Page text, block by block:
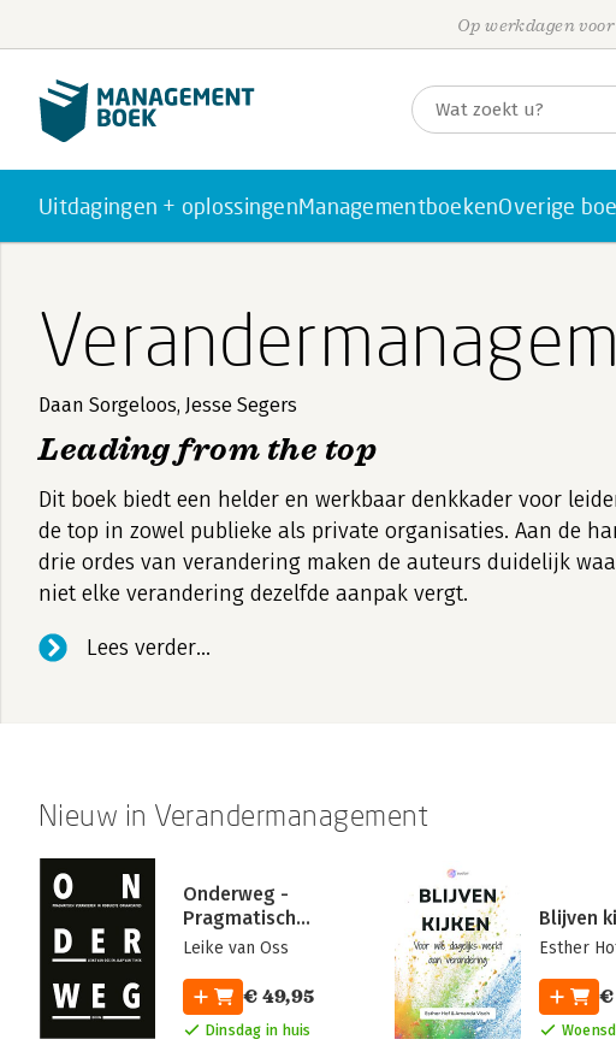
Op werkdagen
Uitdagingen + oplossingenManagementboekenOverige
Daan Sorgeloos, Jesse Segers
Leading from the top
Dit boek biedt een helder en werkbaar denkkader voor
de top in zowel publieke als private organisaties. Aan de
drie ordes van verandering maken de auteurs duidelijk
niet elke verandering dezelfde aanpak vergt.
Lees verder...
Nieuw in Verandermanagement
Onderweg -
Pragmatisch
veranderen in
organisaties
Leike van Oss
€ 49,95
Dinsdag in huis
Blijven
Esther
€